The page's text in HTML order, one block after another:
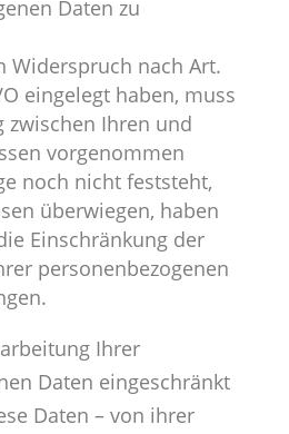
Daten zu
Widerspruch nach Art.
eingelegt haben, muss
zwischen Ihren und
vorgenommen
noch nicht feststeht,
überwiegen, haben
Einschränkung der
personenbezogenen
Ihrer
Daten eingeschränkt
Daten – von ihrer